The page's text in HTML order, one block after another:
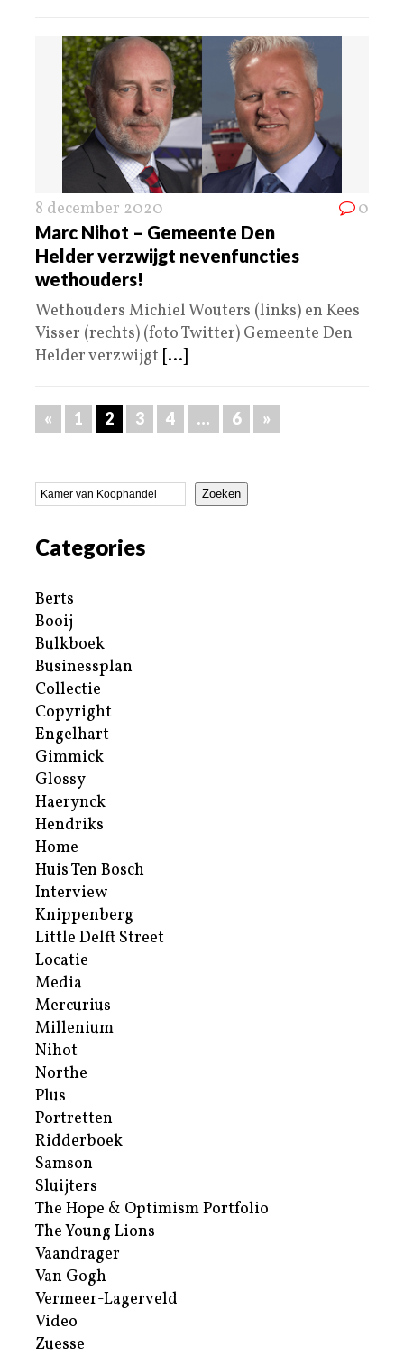
8 december 2020 0
Marc Nihot – Gemeente Den
Helder verzwijgt nevenfuncties
wethouders!
Wethouders Michiel Wouters (links) en Kees
Visser (rechts) (foto Twitter) Gemeente Den
Helder verzwijgt [...]
« 1 2 3 4 … 6 »
Zoeken
Categories
Berts
Booij
Bulkboek
Businessplan
Collectie
Copyright
Engelhart
Gimmick
Glossy
Haerynck
Hendriks
Home
Huis Ten Bosch
Interview
Knippenberg
Little Delft Street
Locatie
Media
Mercurius
Millenium
Nihot
Northe
Plus
Portretten
Ridderboek
Samson
Sluijters
The Hope & Optimism Portfolio
The Young Lions
Vaandrager
Van Gogh
Vermeer-Lagerveld
Video
Zuesse